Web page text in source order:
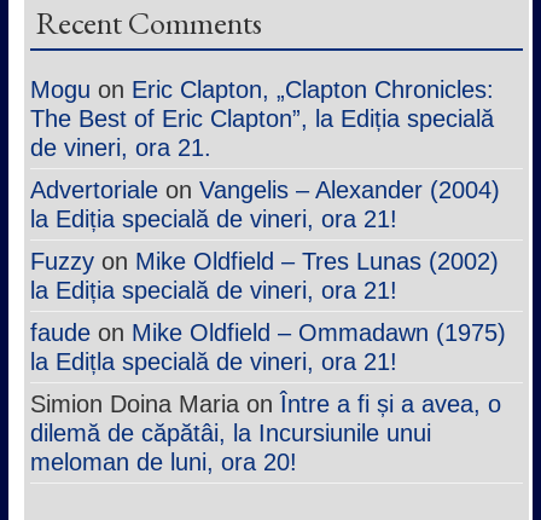
Recent Comments
Mogu on Eric Clapton, „Clapton Chronicles:
The Best of Eric Clapton”, la Ediția specială
de vineri, ora 21.
Advertorialeon Vangelis – Alexander (2004)
la Ediția specială de vineri, ora 21!
Fuzzyon Mike Oldfield – Tres Lunas (2002)
la Ediția specială de vineri, ora 21!
faudeon Mike Oldfield – Ommadawn (1975)
la Edițla specială de vineri, ora 21!
Simion Doina MariaonÎntre a fi și a avea, o
dilemă de căpătâi, la Incursiunile unui
meloman de luni, ora 20!